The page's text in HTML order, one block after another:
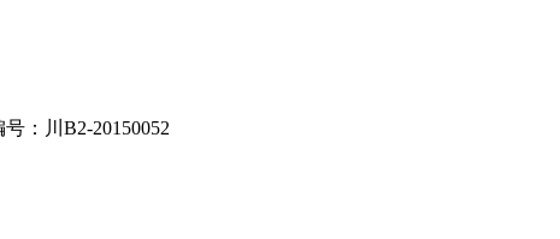
：川B2-20150052